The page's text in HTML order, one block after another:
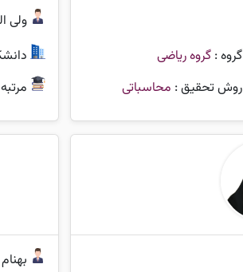
گروه :گروه ریاضی
روش تحقیق : محاسباتی
ولی
بهنام